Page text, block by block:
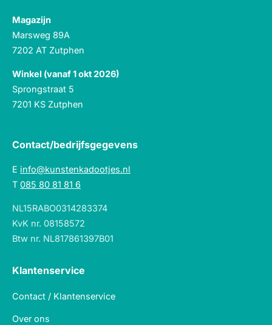
Magazijn
Marsweg 89A
7202 AT Zutphen
Winkel (vanaf 1 okt 2026)
Sprongstraat 5
7201 KS Zutphen
Contact/bedrijfsgegevens
E info@kunstenkadootjes.nl
T 085 80 81 81 6
NL15RABO0314283374
KvK nr. 08158572
Btw nr. NL817861397B01
Klantenservice
Contact / Klantenservice
Over ons